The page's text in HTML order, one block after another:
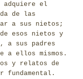
adquiere el
de las
a sus nietos;
esos nietos y
a sus padres
a ellos mismos.
y relatos de
fundamental.